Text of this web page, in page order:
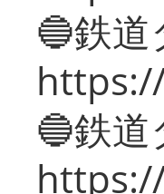
🔵鉄道
🔵鉄